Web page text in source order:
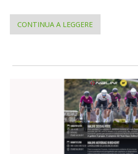
CONTINUA A LEGGERE